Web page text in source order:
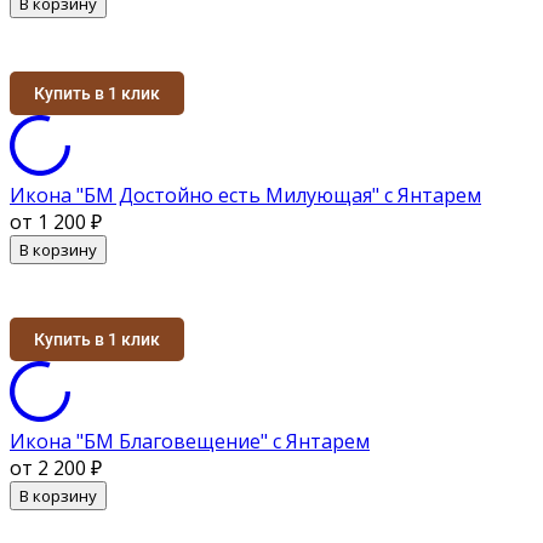
Купить в 1 клик
Икона "БМ Достойно есть Милующая" с Янтарем
от 1 200 ₽
В корзину
Купить в 1 клик
Икона "БМ Благовещение" с Янтарем
от 2 200 ₽
В корзину